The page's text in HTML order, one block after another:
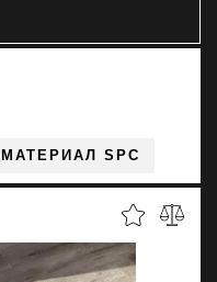
МАТЕРИАЛ SPC